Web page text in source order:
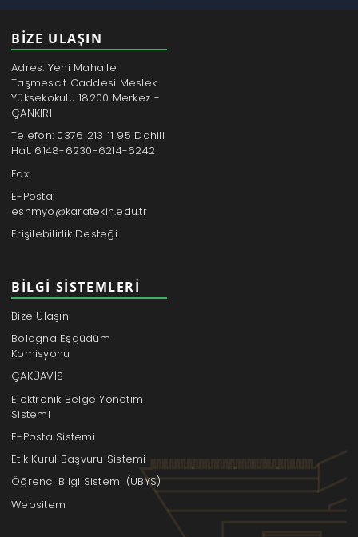
BİZE ULAŞIN
Adres: Yeni Mahalle
Taşmescit Caddesi Meslek
Yüksekokulu 18200 Merkez -
ÇANKIRI
Telefon: 0376 213 11 95 Dahili
Hat: 6148-6230-6214-6242
Fax:
E-Posta:
eshmyo@karatekin.edu.tr
Erişilebilirlik Desteği
BILGI SISTEMLERI
Bize Ulaşın
Bologna Eşgüdüm
Komisyonu
ÇAKÜAVİS
Elektronik Belge Yönetim
Sistemi
E-Posta Sistemi
Etik Kurul Başvuru Sistemi
Öğrenci Bilgi Sistemi (UBYS)
Websitem